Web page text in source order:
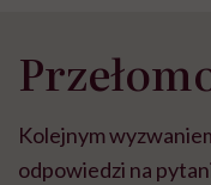
Kolejnym
odpowiedzi na